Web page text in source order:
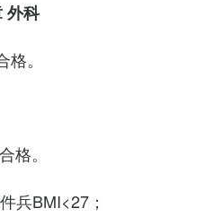
外科
。
格。
兵BMI<27；